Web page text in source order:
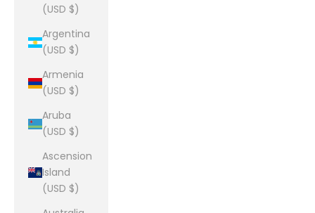
(USD $)
Argentina
(USD $)
Armenia
(USD $)
Aruba
(USD $)
Ascension
Island
(USD $)